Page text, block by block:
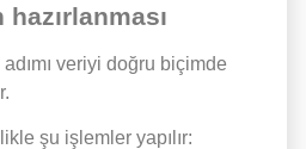
veriyi doğru biçimde
şu işlemler yapılır: